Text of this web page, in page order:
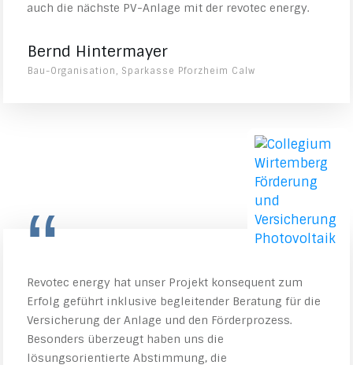
auch die nächste PV-Anlage mit der revotec energy.
Bernd Hintermayer
Bau-Organisation, Sparkasse Pforzheim Calw
“
Revotec energy hat unser Projekt konsequent zum
Erfolg geführt inklusive begleitender Beratung für die
Versicherung der Anlage und den Förderprozess.
Besonders überzeugt haben uns die
lösungsorientierte Abstimmung, die